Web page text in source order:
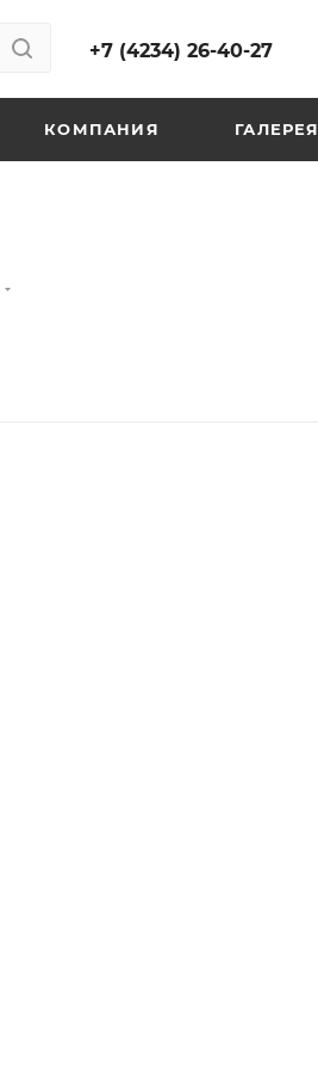
+7 (4234) 26-40-27
КОМПАНИЯ ГАЛЕРЕЯ